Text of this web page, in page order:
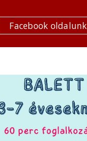
Facebook oldalunk